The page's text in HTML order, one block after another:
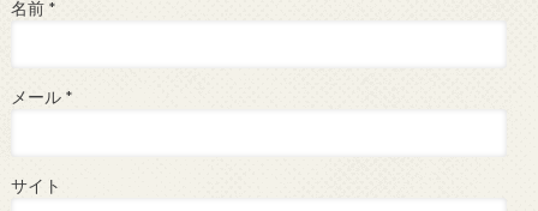
名前 *
メール *
サイト